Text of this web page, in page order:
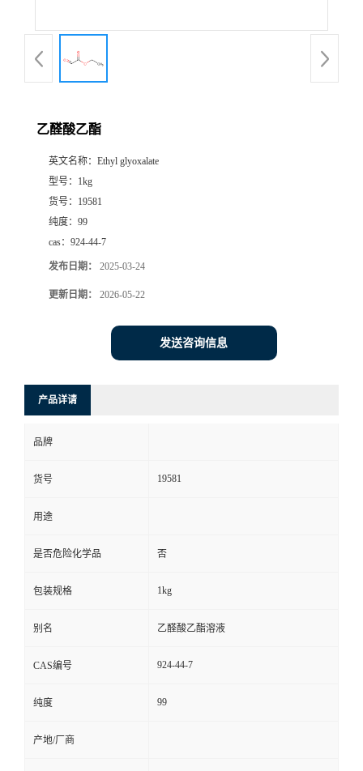
乙醛酸乙酯
英文名称： Ethyl glyoxalate
型号： 1kg
货号： 19581
纯度： 99
cas： 924-44-7
发布日期： 2025-03-24
更新日期： 2026-05-22
发送咨询信息
产品详请
品牌
货号 19581
用途
是否危险化学品 否
包装规格 1kg
别名 乙醛酸乙酯溶液
CAS编号 924-44-7
纯度 99
产地/厂商